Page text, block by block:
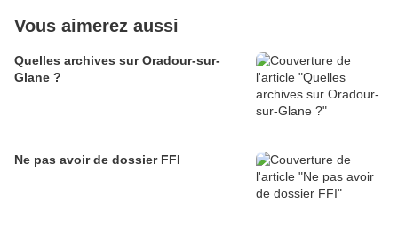
Vous aimerez aussi
Quelles archives sur Oradour-sur-
Glane ?
Ne pas avoir de dossier FFI